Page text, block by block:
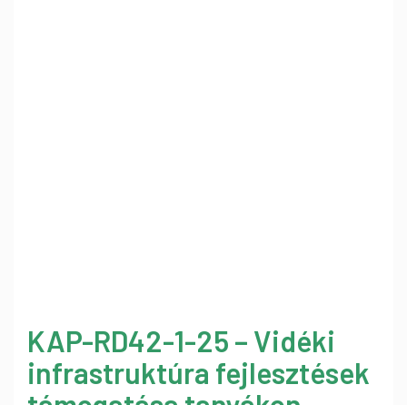
KAP-RD42-1-25 – Vidéki
infrastruktúra fejlesztések